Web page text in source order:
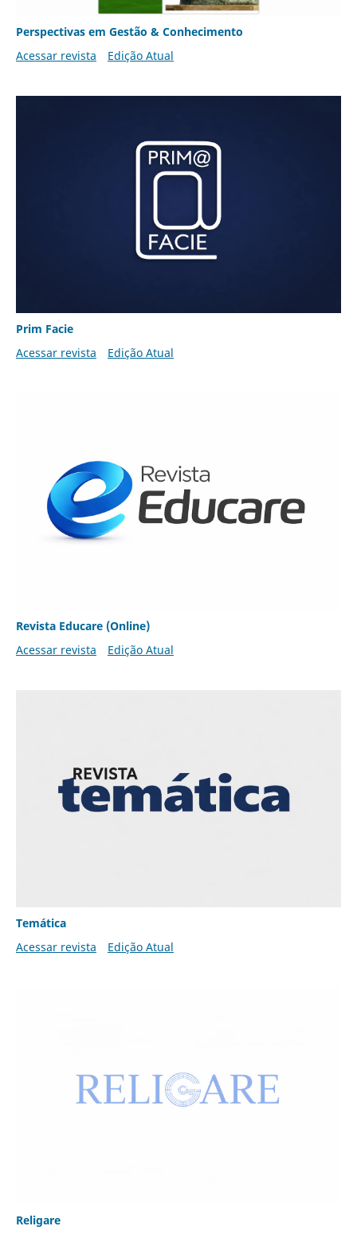
Perspectivas em Gestão & Conhecimento
Acessar revista
Edição Atual
Prim Facie
Acessar revista
Edição Atual
Revista Educare (Online)
Acessar revista
Edição Atual
Temática
Acessar revista
Edição Atual
Religare